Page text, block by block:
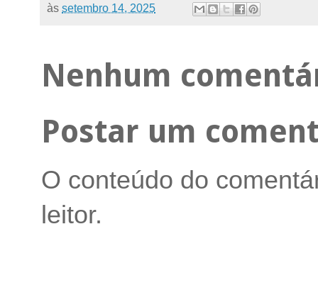
às setembro 14, 2025
Nenhum
Postar um
O conteúdo do
leitor.